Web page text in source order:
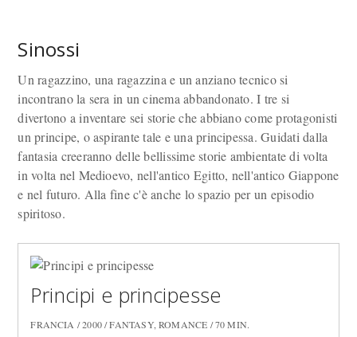
Sinossi
Un ragazzino, una ragazzina e un anziano tecnico si
incontrano la sera in un cinema abbandonato. I tre si
divertono a inventare sei storie che abbiano come protagonisti
un principe, o aspirante tale e una principessa. Guidati dalla
fantasia creeranno delle bellissime storie ambientate di volta
in volta nel Medioevo, nell'antico Egitto, nell'antico Giappone
e nel futuro. Alla fine c'è anche lo spazio per un episodio
spiritoso.
Principi e principesse
FRANCIA / 2000 / FANTASY, ROMANCE / 70 MIN.